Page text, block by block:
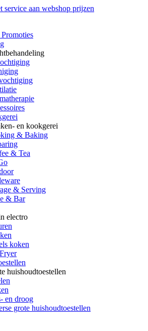
en kookgerei
& Baking
& Tea
& Serving
& Bar
electro
koken
huishoudtoestellen
en droog
grote huishoudtoestellen